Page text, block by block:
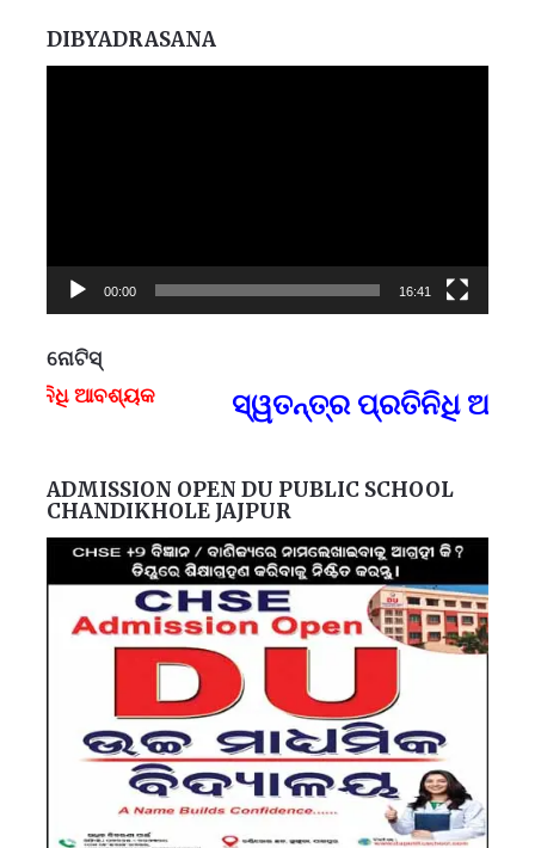
DIBYADRASANA
00:00 16:41
ନୋଟିସ୍
ସ୍ୱତନ୍ତ୍ର ପ୍ରତିନିଧି ଆବଶ୍ୟକ,
ADMISSION OPEN DU PUBLIC SCHOOL
CHANDIKHOLE JAJPUR